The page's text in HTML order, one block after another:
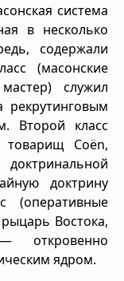
система
в несколько
содержали
(масонские
служил
Второй класс
Coën,
доктрину
(оперативные
Востока,
откровенно
ядром.